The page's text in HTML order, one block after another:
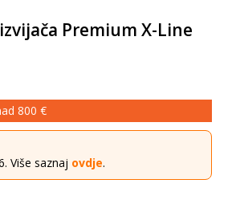
Premium X-Line
800 €
Više saznaj ovdje.